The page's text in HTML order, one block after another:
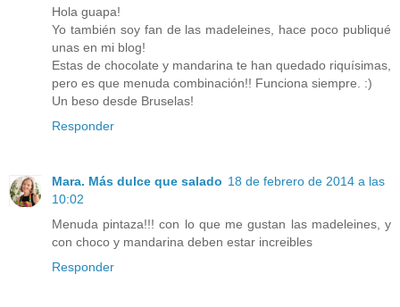
Hola guapa!
Yo también soy fan de las madeleines, hace poco publiqué
unas en mi blog!
Estas de chocolate y mandarina te han quedado riquísimas,
pero es que menuda combinación!! Funciona siempre. :)
Un beso desde Bruselas!
Responder
Mara. Más dulce que salado 18 de febrero de 2014 a las
10:02
Menuda pintaza!!! con lo que me gustan las madeleines, y
con choco y mandarina deben estar increibles
Responder